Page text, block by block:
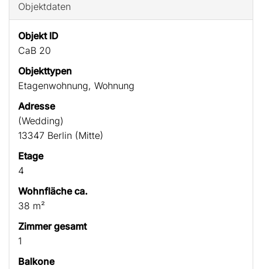
Objektdaten
Objekt ID
CaB 20
Objekttypen
Etagenwohnung, Wohnung
Adresse
(Wedding)
13347 Berlin (Mitte)
Etage
4
Wohnfläche ca.
38 m²
Zimmer gesamt
1
Balkone